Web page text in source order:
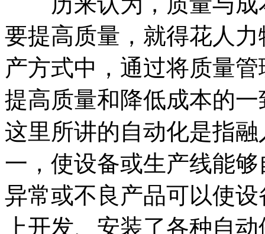
要提高质量，就得花人
产方式中，通过将质量
提高质量和降低成本的
这里所讲的自动化是指
一，使设备或生产线能
异常或不良产品可以使
上开发、安装了各种自